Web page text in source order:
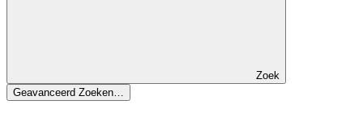
Zoek
Geavanceerd Zoeken…